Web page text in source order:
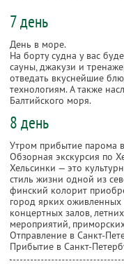
7 день
День в море.
На борту судна у вас
сауны, джакузи и
отведать вкуснейшие
технологиям. А также
Балтийского моря.
8 день
Утром прибытие парома
Обзорная экскурсия по
Хельсинки — это
стиль жизни одной из
финский колорит
город ярких
концертных залов,
мероприятий,
Отправление в Санкт-
Прибытие в Санкт-